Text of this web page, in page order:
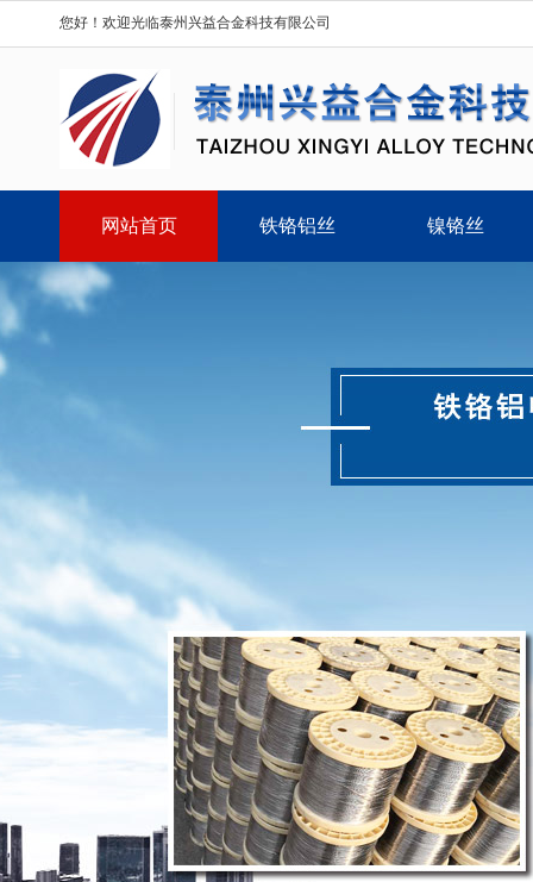
您好！欢迎光临泰州兴益合金科技有限公司
网站首页 铁铬铝丝 镍铬丝